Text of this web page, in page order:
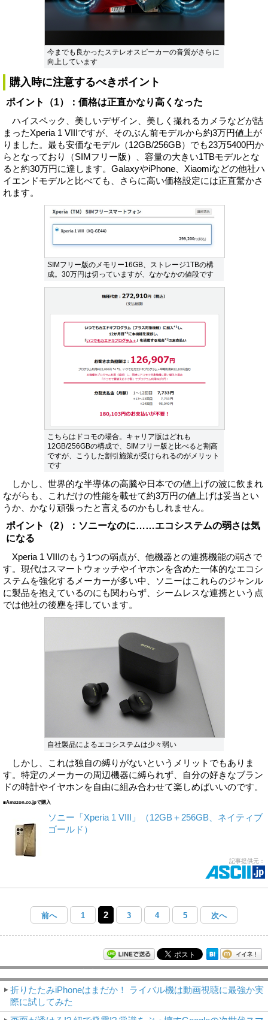
今までも良かったステレオスピーカーの音質がさらに
向上しています
購入時に注意するべきポイント
ポイント（1）：価格は正直かなり高くなった
ハイスペック、美しいデザイン、美しく撮れるカメラなどが詰
まったXperia 1 VIIIですが、そのぶん前モデルから約3万円値上が
りました。最も安価なモデル（12GB/256GB）でも23万5400円か
らとなっており（SIMフリー版）、容量の大きい1TBモデルとな
ると約30万円に達します。GalaxyやiPhone、Xiaomiなどの他社ハ
イエンドモデルと比べても、さらに高い価格設定には正直驚かさ
れます。
SIMフリー版のメモリー16GB、ストレージ1TBの構
成。30万円は切っていますが、なかなかの値段です
こちらはドコモの場合。キャリア版はどれも
12GB/256GBの構成で、SIMフリー版と比べると割高
ですが、こうした割引施策が受けられるのがメリット
です
しかし、世界的な半導体の高騰や日本での値上げの波に飲まれ
ながらも、これだけの性能を載せて約3万円の値上げは妥当とい
うか、かなり頑張ったと言えるのかもしれません。
ポイント（2）：ソニーなのに……エコシステムの弱さは気
になる
Xperia 1 VIIIのもう1つの弱点が、他機器との連携機能の弱さで
す。現代はスマートウォッチやイヤホンを含めた一体的なエコシ
ステムを強化するメーカーが多い中、ソニーはこれらのジャンル
に製品を抱えているのにも関わらず、シームレスな連携という点
では他社の後塵を拝しています。
自社製品によるエコシステムは少々弱い
しかし、これは独自の縛りがないというメリットでもありま
す。特定のメーカーの周辺機器に縛られず、自分の好きなブラン
ドの時計やイヤホンを自由に組み合わせて楽しめばいいのです。
■Amazon.co.jpで購入
ソニー「Xperia 1 VIII」（12GB＋256GB、ネイティブ
ゴールド）
記事提供元：
前へ 1 2 3 4 5 次へ
折りたたみiPhoneはまだか！ ライバル機は動画視聴に最強か実
際に試してみた